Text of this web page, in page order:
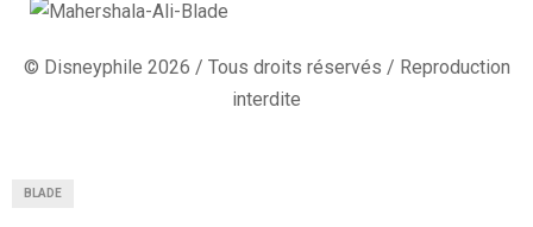
© Disneyphile 2026 / Tous droits réservés / Reproduction
interdite
BLADE